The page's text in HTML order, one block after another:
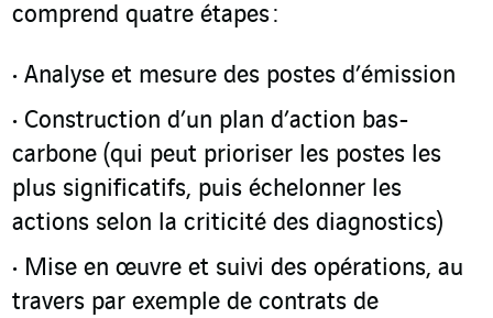
comprend quatre étapes :
Analyse et mesure des postes d’émission
Construction d’un plan d’action bas-
carbone (qui peut prioriser les postes les
plus significatifs, puis échelonner les
actions selon la criticité des diagnostics)
Mise en œuvre et suivi des opérations, au
travers par exemple de contrats de